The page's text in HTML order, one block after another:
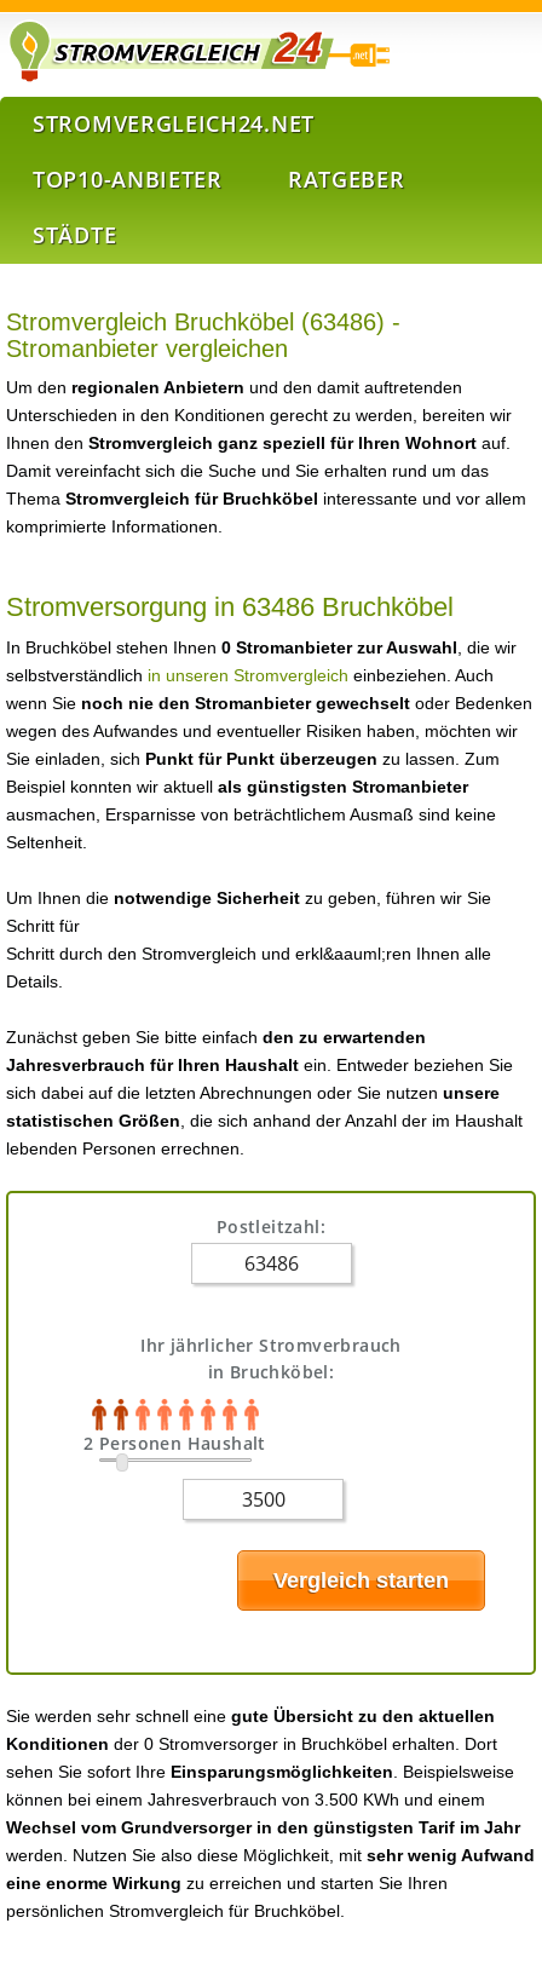
STROMVERGLEICH24.NET
TOP10-ANBIETER
RATGEBER
STÄDTE
Stromvergleich Bruchköbel (63486) -
Stromanbieter vergleichen
Um den regionalen Anbietern und den damit auftretenden
Unterschieden in den Konditionen gerecht zu werden, bereiten wir
Ihnen den Stromvergleich ganz speziell für Ihren Wohnort auf.
Damit vereinfacht sich die Suche und Sie erhalten rund um das
Thema Stromvergleich für Bruchköbel interessante und vor allem
komprimierte Informationen.
Stromversorgung in 63486 Bruchköbel
In Bruchköbel stehen Ihnen 0 Stromanbieter zur Auswahl , die wir
selbstverständlich in unseren Stromvergleich einbeziehen. Auch
wenn Sie noch nie den Stromanbieter gewechselt oder Bedenken
wegen des Aufwandes und eventueller Risiken haben, möchten wir
Sie einladen, sich Punkt für Punkt überzeugen zu lassen. Zum
Beispiel konnten wir aktuell als günstigsten Stromanbieter
ausmachen, Ersparnisse von beträchtlichem Ausmaß sind keine
Seltenheit.
Um Ihnen die notwendige Sicherheit zu geben, führen wir Sie
Schritt für
Schritt durch den Stromvergleich und erkl&aauml;ren Ihnen alle
Details.
Zunächst geben Sie bitte einfach den zu erwartenden
Jahresverbrauch für Ihren Haushalt ein. Entweder beziehen Sie
sich dabei auf die letzten Abrechnungen oder Sie nutzen unsere
statistischen Größen , die sich anhand der Anzahl der im Haushalt
lebenden Personen errechnen.
Postleitzahl:
Ihr jährlicher Stromverbrauch
in Bruchköbel:
2 Personen Haushalt
Sie werden sehr schnell eine gute Übersicht zu den aktuellen
Konditionen der 0 Stromversorger in Bruchköbel erhalten. Dort
sehen Sie sofort Ihre Einsparungsmöglichkeiten . Beispielsweise
können bei einem Jahresverbrauch von 3.500 KWh und einem
Wechsel vom Grundversorger in den günstigsten Tarif im Jahr
werden. Nutzen Sie also diese Möglichkeit, mit sehr wenig Aufwand
eine enorme Wirkung zu erreichen und starten Sie Ihren
persönlichen Stromvergleich für Bruchköbel.